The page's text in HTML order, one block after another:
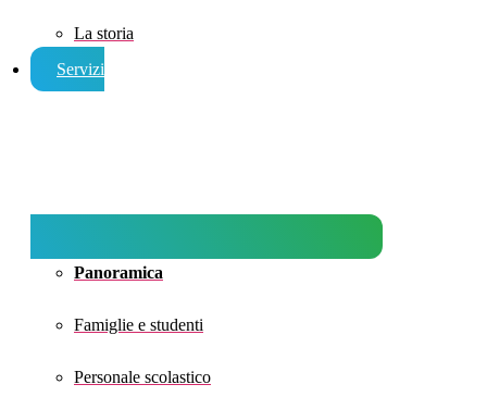
La storia
Servizi
Panoramica
Famiglie e studenti
Personale scolastico